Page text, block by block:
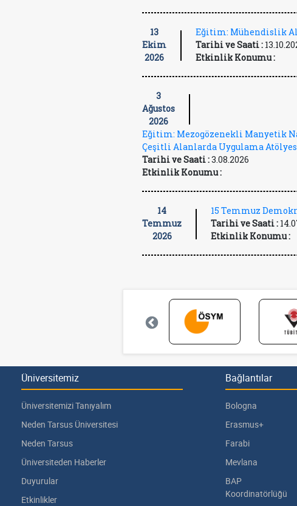
13
Ekim
2026
Eğitim: Mühendislik
Tarihi ve Saati :
Etkinlik Konumu :
3
Ağustos
2026
Eğitim: Mezogözenekli Manyetik
Çeşitli Alanlarda Uygulama
Tarihi ve Saati :3.08.2026
Etkinlik Konumu :
14
Temmuz
2026
15 Temmuz
Tarihi ve Saati :
Etkinlik Konumu :
Üniversitemiz
Üniversitemizi Tanıyalım
Neden Tarsus Üniversitesi
Neden Tarsus
Üniversiteden Haberler
Duyurular
Etkinlikler
Bağlantılar
Bologna
Erasmus+
Farabi
Mevlana
BAP
Koordinatörlüğü